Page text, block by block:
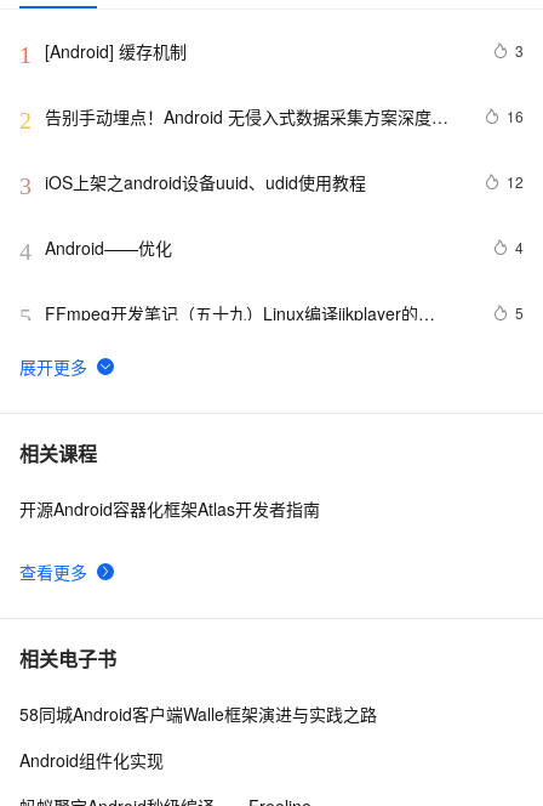
1 [Android] 缓存机制 3
2 告别手动埋点！Android 无侵入式数据采集方案深度解
16
3 iOS上架之android设备uuid、udid使用教程 12
4 Android——优化 4
5
FFmpeg开发笔记（五十九）Linux编译ijkplayer的
5
6 申请google android map api key
7 Android第二十期 - 微信的主体构架
8 Android布局变化时动画效果的现实(一)
9 Android显示GIF动画完整示例(一)
10
相关课程
查看更多
开源Android容器化框架Atlas开发者指南
相关电子书
58同城Android客户端Walle框架演进与实践之路
Android组件化实现